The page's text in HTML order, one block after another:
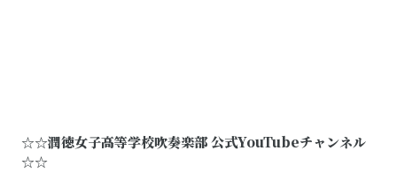
☆☆潤徳女子高等学校吹奏楽部 公式YouTubeチャンネル
☆☆